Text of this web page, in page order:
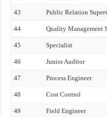
43 Public Relation
44 Quality Management
45 Specialist
46 Junior Auditor
47 Process Engineer
48 Cost Control
49 Field Engineer